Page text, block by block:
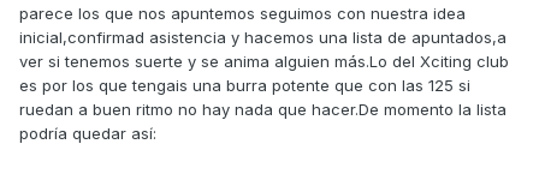
parece los que nos apuntemos seguimos con nuestra idea
inicial,confirmad asistencia y hacemos una lista de apuntados,a
ver si tenemos suerte y se anima alguien más.Lo del Xciting club
es por los que tengais una burra potente que con las 125 si
ruedan a buen ritmo no hay nada que hacer.De momento la lista
podría quedar así: